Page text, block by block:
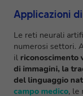
Applicazioni di
Le reti neurali
numerosi settori.
il riconoscimento
di immagini, la
del linguaggio
campo medico, le